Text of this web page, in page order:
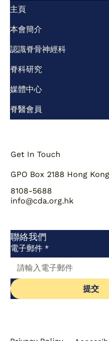
及文獻綜述
主頁
本會簡介
認識脊骨神經科
脊科研究
媒體中心
脊醫會員
Get In Touch
GPO Box 2188 Hong Kong
8108-5688
info@cda.org.hk
聯絡我們
電子郵件 *
提交